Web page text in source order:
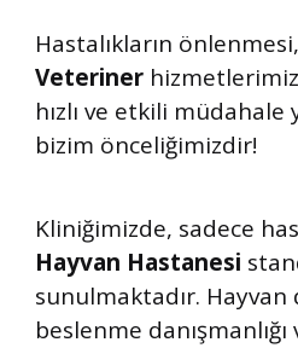
Hastalıkların
Veteriner
hızlı ve etkili müdahale
bizim önceliğimizdir!
Kliniğimizde, sadece
Hayvan Hastanesi
sunulmaktadır.
beslenme